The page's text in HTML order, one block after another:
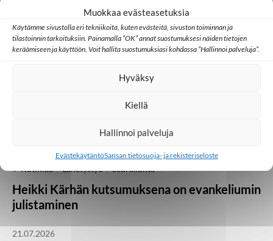
Muokkaa evästeasetuksia
Käytämme sivustolla eri tekniikoita, kuten evästeitä, sivuston toiminnan ja
tilastoinnin tarkoituksiin. Painamalla ”OK” annat suostumuksesi näiden tietojen
keräämiseen ja käyttöön. Voit hallita suostumuksiasi kohdassa ”Hallinnoi palveluja”.
Hyväksy
Kiellä
Hallinnoi palveluja
EvästekäytäntöSansan tietosuoja- ja rekisteriseloste
Palaa takaisin pääsivulle
Kotimaa Medialähetyspäivät Seurakunta
jäljellä! Medialähetyspäivät Lempäälässä 21.–
Kotimaa Lähetystyö Seurakunta
Heikki Kärhän kutsumuksena on evankeliumin
julistaminen
21.07.2026